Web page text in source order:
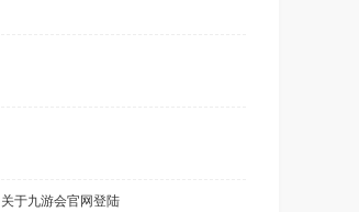
关于九游会官网登陆